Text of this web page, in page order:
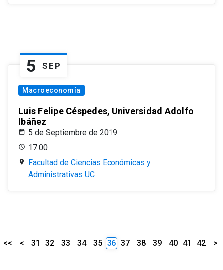
5 SEP
Macroeconomía
Luis Felipe Céspedes, Universidad Adolfo
Ibáñez
5 de Septiembre de 2019
17:00
Facultad de Ciencias Económicas y
Administrativas UC
<< < 31 32 33 34 35 36 37 38 39 40 41 42 >